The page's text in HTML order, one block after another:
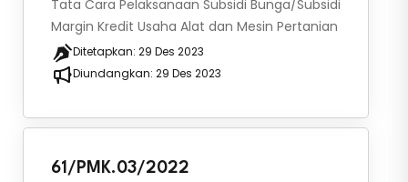
Tata Cara Pelaksanaan Subsidi Bunga/Subsidi
Margin Kredit Usaha Alat dan Mesin Pertanian
Ditetapkan: 29 Des 2023
Diundangkan: 29 Des 2023
61/PMK.03/2022